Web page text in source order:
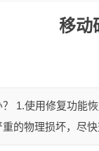
移动
1.使用修复功能
的物理损坏，尽